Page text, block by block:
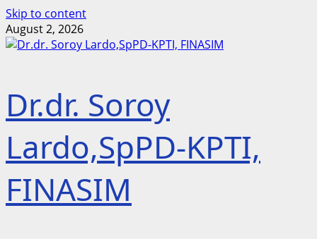
Skip to content
August 2, 2026
Dr.dr. Soroy
Lardo,SpPD-KPTI,
FINASIM